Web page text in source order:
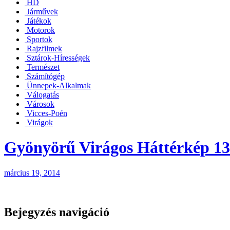
HD
Járművek
Játékok
Motorok
Sportok
Rajzfilmek
Sztárok-Hírességek
Természet
Számítógép
Ünnepek-Alkalmak
Válogatás
Városok
Vicces-Poén
Virágok
Gyönyörű Virágos Háttérkép
március 19, 2014
Bejegyzés navigáció